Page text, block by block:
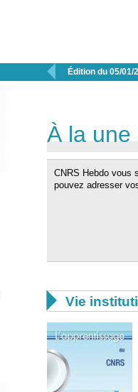
 Édition du 05/01/
À la une
CNRS Hebdo vous
pouvez adresser
 Vie